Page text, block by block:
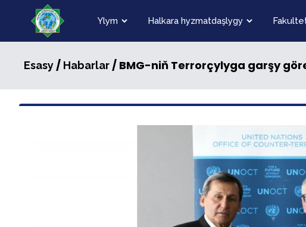
Ylym Halkara hyzmatdaşlygy
Esasy/ Habarlar/ BMG-niň Terrorçylyga garşy